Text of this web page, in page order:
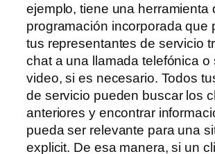
ejemplo, tiene una herramienta
programación incorporada que
tus representantes de servicio
chat a una llamada telefónica o
video, si es necesario. Todos
de servicio pueden buscar los
anteriores y encontrar
pueda ser relevante para una
explicit. De esa manera, si un